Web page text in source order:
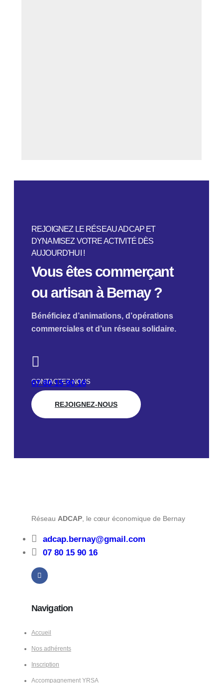
REJOIGNEZ LE RÉSEAU ADCAP ET
DYNAMISEZ VOTRE ACTIVITÉ DÈS
AUJOURD'HUI !
Vous êtes commerçant
ou artisan à Bernay ?
Bénéficiez d’animations, d’opérations
commerciales et d’un réseau solidaire.
CONTACTEZ-NOUS
07 80 15 90 16
REJOIGNEZ-NOUS
Réseau ADCAP , le cœur économique de Bernay
adcap.bernay@gmail.com
07 80 15 90 16
Navigation
Accueil
Nos adhérents
Inscription
Accompagnement YRSA